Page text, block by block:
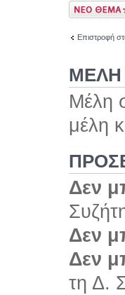
Δημιουργία νέου
θέματος
Επιστροφή
ΜΕΛΗ
Μέλη
μέλη
Δεν
Δεν
Δεν
τη Δ.